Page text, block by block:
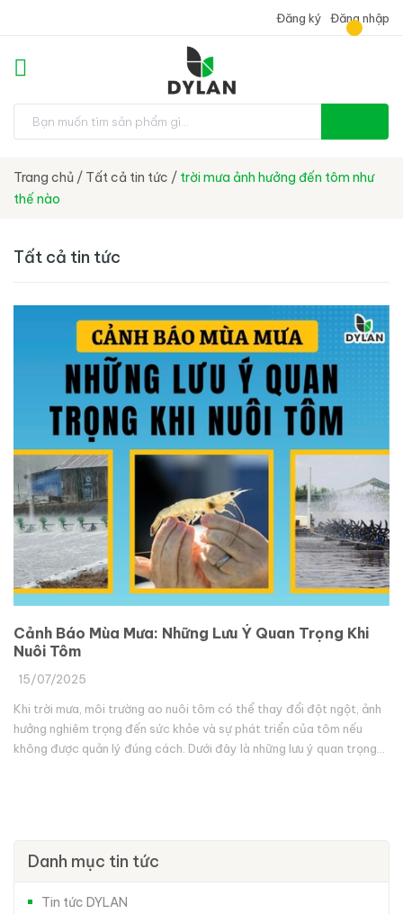
Đăng ký Đăng nhập
Trang chủ / Tất cả tin tức / trời mưa ảnh hưởng đến tôm như
thế nào
Tất cả tin tức
Cảnh Báo Mùa Mưa: Những Lưu Ý Quan Trọng Khi
Nuôi Tôm
15/07/2025
Khi trời mưa, môi trường ao nuôi tôm có thể thay đổi đột ngột, ảnh
hưởng nghiêm trọng đến sức khỏe và sự phát triển của tôm nếu
không được quản lý đúng cách. Dưới đây là những lưu ý quan trọng
Danh mục tin tức
Tin tức DYLAN